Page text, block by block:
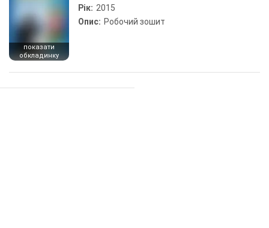
показати
обкладинку
Рік: 2015
Опис: Робочий зошит